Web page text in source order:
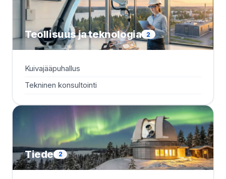
Teollisuus ja teknologia 2
Kuivajääpuhallus
Tekninen konsultointi
Tiede 2